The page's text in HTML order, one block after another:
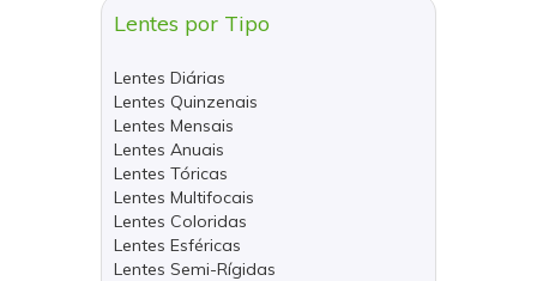
Lentes por Tipo
Lentes Diárias
Lentes Quinzenais
Lentes Mensais
Lentes Anuais
Lentes Tóricas
Lentes Multifocais
Lentes Coloridas
Lentes Esféricas
Lentes Semi-Rígidas